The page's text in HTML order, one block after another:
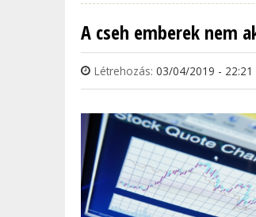
A cseh emberek nem
Létrehozás: 03/04/2019 - 22:21